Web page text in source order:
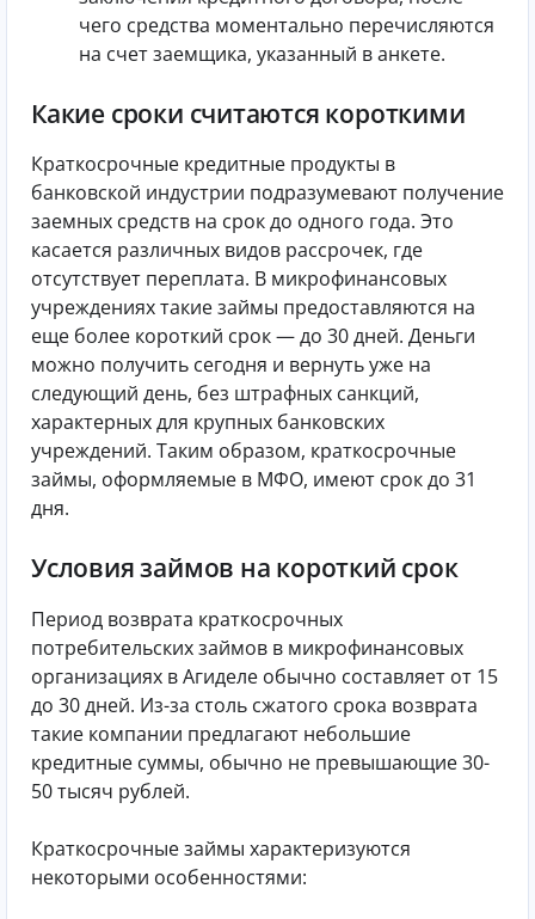
чего средства моментально перечисляются
на счет заемщика, указанный в анкете.
Какие сроки считаются короткими
Краткосрочные кредитные продукты в
банковской индустрии подразумевают получение
заемных средств на срок до одного года. Это
касается различных видов рассрочек, где
отсутствует переплата. В микрофинансовых
учреждениях такие займы предоставляются на
еще более короткий срок — до 30 дней. Деньги
можно получить сегодня и вернуть уже на
следующий день, без штрафных санкций,
характерных для крупных банковских
учреждений. Таким образом, краткосрочные
займы, оформляемые в МФО, имеют срок до 31
дня.
Условия займов на короткий срок
Период возврата краткосрочных
потребительских займов в микрофинансовых
организациях в Агиделе обычно составляет от 15
до 30 дней. Из-за столь сжатого срока возврата
такие компании предлагают небольшие
кредитные суммы, обычно не превышающие 30-
50 тысяч рублей.
Краткосрочные займы характеризуются
некоторыми особенностями: